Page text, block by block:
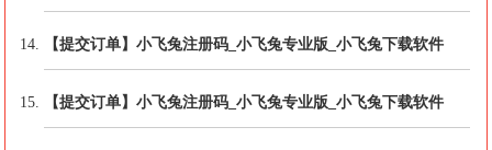
【提交订单】小飞兔注册码_小飞兔专业版_小飞兔下载软件
【提交订单】小飞兔注册码_小飞兔专业版_小飞兔下载软件